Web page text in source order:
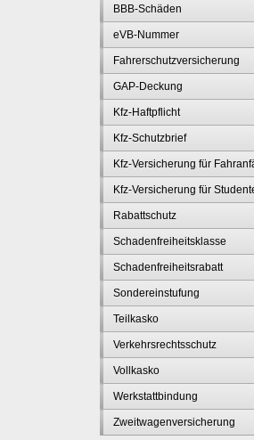
BBB-Schäden
eVB-Nummer
Fahrerschutzversicherung
GAP-Deckung
Kfz-Haftpflicht
Kfz-Schutzbrief
Kfz-Versicherung für
Kfz-Versicherung für
Rabattschutz
Schadenfreiheitsklasse
Schadenfreiheitsrabatt
Sondereinstufung
Teilkasko
Verkehrsrechtsschutz
Vollkasko
Werkstattbindung
Zweitwagenversicherung